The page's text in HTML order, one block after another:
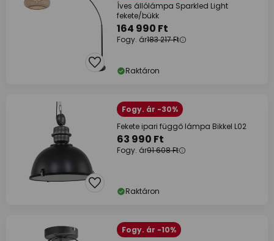
Íves állólámpa Sparkled Light
fekete/bükk
164 990 Ft
Fogy. ár183 217 Ft
Raktáron
Fogy. ár -30%
Fekete ipari függő lámpa Bikkel L02
63 990 Ft
Fogy. ár91 608 Ft
Raktáron
Fogy. ár -10%